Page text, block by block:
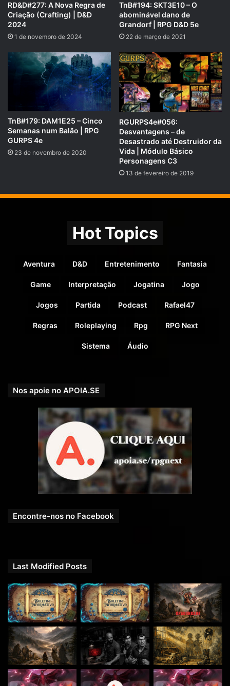
O RPG Next agora tem um grupo oficial noTelegram
Venha trocar ideias, compartilhar suas aventuras e se
conectar com outros jogadores apaixonados por RPG.
Entre agora e faça parte dessa comunidade épica:
antecipados e exclusivos pelo
APP do Apoia-se
Disponível para Android e iOS!
Google Play:https://play.google.com/store/apps/details?
id=com.apoiasemobile&pli=1
RD&D#277: A Nova Regra de
Criação (Crafting) | D&D
2024
1 de novembro de 2024
TnB#194: SKT3E10 – O
abominável dano de
Grandorf | RPG D&D 5e
22 de março de 2021
TnB#179: DAM1E25 – Cinco
Semanas num Balão | RPG
GURPS 4e
23 de novembro de 2020
RGURPS4e#056:
Desvantagens – de
Desastrado até Destruidor da
Vida | Módulo Básico
Personagens C3
13 de fevereiro de 2019
Hot Topics
Aventura D&D Entretenimento Fantasia
Game Interpretação Jogatina Jogo
Jogos Partida Podcast Rafael47
Regras Roleplaying Rpg RPG Next
Sistema Áudio
Nos apoie no APOIA.SE
Encontre-nos no Facebook
Last Modified Posts